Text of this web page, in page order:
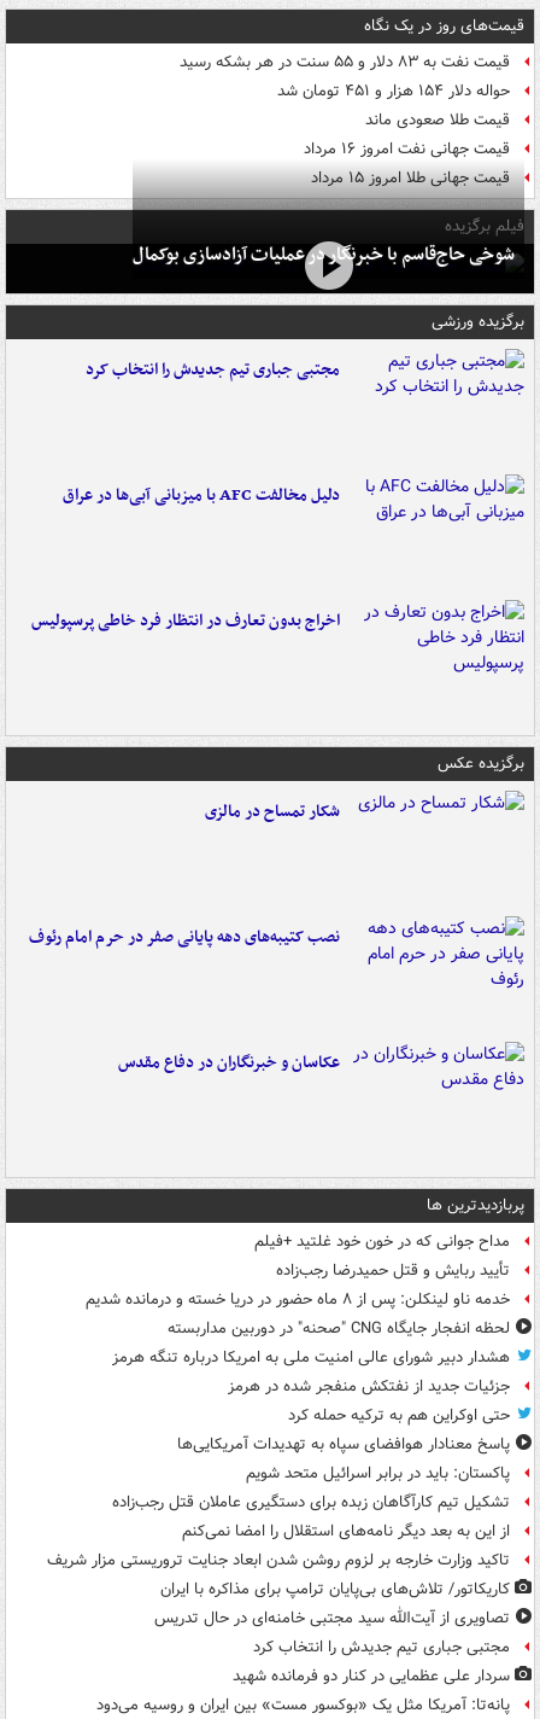
قیمت‌های روز در یک نگاه
قیمت نفت به ۸۳ دلار و ۵۵ سنت در هر بشکه رسید
حواله دلار ۱۵۴ هزار و ۴۵۱ تومان شد
قیمت طلا صعودی ماند
قیمت جهانی نفت امروز ۱۶ مرداد
قیمت جهانی طلا امروز ۱۵ مرداد
فیلم برگزیده
شوخی حاج‌قاسم با خبرنگار در عملیات آزادسازی بوکمال
برگزیده ورزشی
مجتبی جباری تیم جدیدش را انتخاب کرد
دلیل مخالفت AFC با میزبانی آبی‌ها در عراق
اخراج بدون تعارف در انتظار فرد خاطی پرسپولیس
برگزیده عکس
شکار تمساح در مالزی
نصب کتیبه‌های دهه پایانی صفر در حرم امام رئوف
عکاسان و خبرنگاران در دفاع مقدس
پربازدیدترین ها
مداح جوانی که در خون خود غلتید +فیلم
تأیید ربایش و قتل حمیدرضا رجب‌زاده
خدمه ناو لینکلن: پس از ۸ ماه حضور در دریا خسته و درمانده‌ شدیم
لحظه انفجار جایگاه CNG "صحنه" در دوربین مداربسته
هشدار دبیر شورای عالی امنیت ملی به امریکا درباره تنگه هرمز
جزئیات جدید از نفتکش منفجر شده در هرمز
حتی اوکراین هم به ترکیه حمله کرد
پاسخ معنادار هوافضای سپاه به تهدیدات آمریکایی‌ها
پاکستان: باید در برابر اسرائیل متحد شویم
تشکیل تیم کارآگاهان زبده برای دستگیری عاملان قتل رجب‌زاده
از این به بعد دیگر نامه‌های استقلال را امضا نمی‌کنم
تاکید وزارت خارجه بر لزوم روشن شدن ابعاد جنایت تروریستی مزار شریف
کاریکاتور/ تلاش‌های بی‌پایان ترامپ برای مذاکره با ایران
تصاویری از آیت‌الله سید مجتبی خامنه‌ای در حال تدریس
مجتبی جباری تیم جدیدش را انتخاب کرد
سردار علی عظمایی در کنار دو فرمانده شهید
پانه‌تا: آمریکا مثل یک «بوکسور مست» بین ایران و روسیه می‌دود